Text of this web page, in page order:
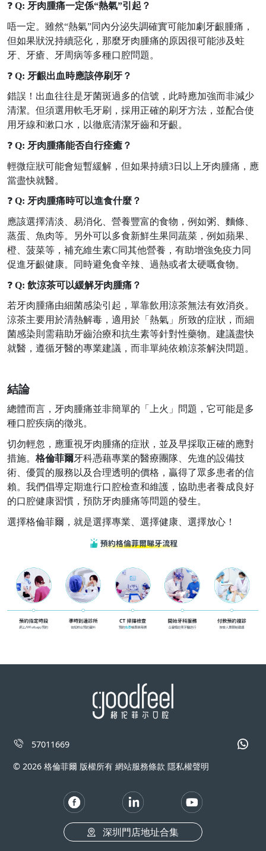
❓ Q: 牙肉腫痛一定係“熱氣”引起？
唔一定。雖然“熱氣”同內分泌失調確實可能加劇牙齦腫痛，
但如果狀況持續惡化，那麼牙肉腫痛的原因很可能涉及蛀
牙、牙瘡、牙周病等多種口腔問題。
❓ Q: 牙齦出血時應該停刷牙？
錯誤！出血往往是牙菌斑過多的信號，此時應加強而非減少
清潔。但須選用軟毛牙刷，採用正確的刷牙方法，並配合使
用牙線和漱口水，以徹底清潔牙齒和牙齦。
❓ Q: 牙肉腫痛能否自行痊癒？
輕微症狀可能會短暫緩解，但如果持續3日以上 牙肉腫痛 ， 應
當盡快就醫。
❓ Q: 牙肉腫痛時可以進食什麼？
應該選擇清淡、易消化、營養豐富的食物，例如粥、麵條、
蒸蛋、魚肉等。另外可以多食新鮮生果同蔬菜，例如蘋果、
橙、菠菜等，補充維生素C同其他營養，有助增強免疫力同
促進牙齦健康。同時避免食辛辣、過熱或者太硬嘅食物。
❓ Q: 飲涼茶可以緩解牙肉腫痛？
若牙肉腫痛由細菌感染引起，單靠飲用涼茶無法有效消炎。
涼茶主要用於清熱解毒，適用於「熱氣」所致的症狀，而細
菌感染則需藉助牙齒治療和抗生素等針對性藥物。建議盡快
就醫，遵循牙醫的專業建議，而非單純依賴涼茶解決問題。
結論
總體而言，牙肉腫痛並非簡單的「上火」問題，它可能是多
種口腔疾病的徵兆。
切勿輕忽，應重視牙肉腫痛的症狀，並及早採取正確的應對
措施。 格倫菲爾牙科憑藉專業的醫療團隊、先進的設備技
術、優質的服務以及合理透明的價格，贏得了眾多患者的信
賴。我們倡導定期進行口腔檢查和維護，協助患者養成良好
的口腔健康習慣，預防牙肉腫痛等問題的發生。
選擇格倫菲爾，就是選擇專業、選擇健康、選擇放心！
57011669
© 2026 格倫菲爾 版權所有 網站服務條款 隱私權聲明
深圳門店地址合集